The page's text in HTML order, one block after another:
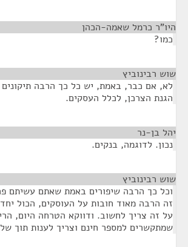
היו"ר כרמל שאמה-הכהן
כמו?
שוש רבינוביץ
לא, אם כבר, באמת, יש כל כך הרבה תיקונים
הגנת הצרכן, לכלל העסקים.
יהל בן-נר
נכון. לדוגמה, בנקים.
שוש רבינוביץ
וכל כך הרבה שיפורים באמת שאתם עשיתם
זה הרבה מאוד חובות על העוסקים, הכול
על זה צריך לחשוב. ודווקא הטרחה היום,
שמתקשרים למספר חינם וצריך לענות תוך